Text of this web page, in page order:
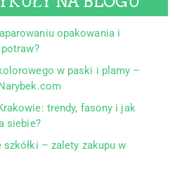
opakowania i
w paski i plamy –
trendy, fasony i jak
siebie?
– zalety zakupu w